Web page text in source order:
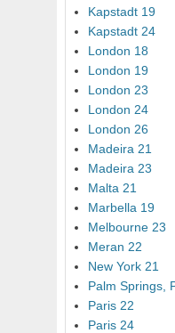
Kapstadt 19
Kapstadt 24
London 18
London 19
London 23
London 24
London 26
Madeira 21
Madeira 23
Malta 21
Marbella 19
Melbourne 23
Meran 22
New York 21
Palm Springs,
Paris 22
Paris 24